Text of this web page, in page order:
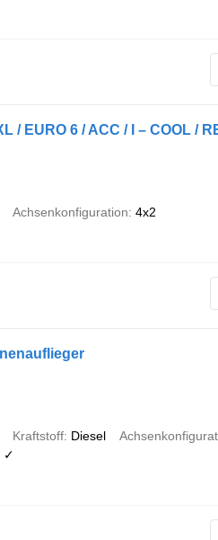
/ EURO 6 / ACC / I – COOL /
Achsenkonfiguration 4x2
Kraftstoff Diesel
✓